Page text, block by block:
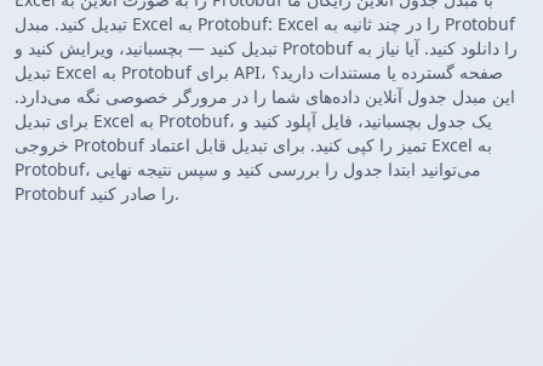
تبدیل کنید. مبدل Excel به Protobuf: Excel را در چند ثانیه به Protobuf
تبدیل کنید — بچسبانید، ویرایش کنید و Protobuf را دانلود کنید. آیا نیاز به
تبدیل Excel به Protobuf برای API، صفحه گسترده یا مستندات دارید؟
این مبدل جدول آنلاین داده‌های شما را در مرورگر خصوصی نگه می‌دارد.
برای تبدیل Excel به Protobuf، یک جدول بچسبانید، فایل آپلود کنید و
خروجی Protobuf تمیز را کپی کنید. برای تبدیل قابل اعتماد Excel به
Protobuf، می‌توانید ابتدا جدول را بررسی کنید و سپس نتیجه نهایی
Protobuf را صادر کنید.